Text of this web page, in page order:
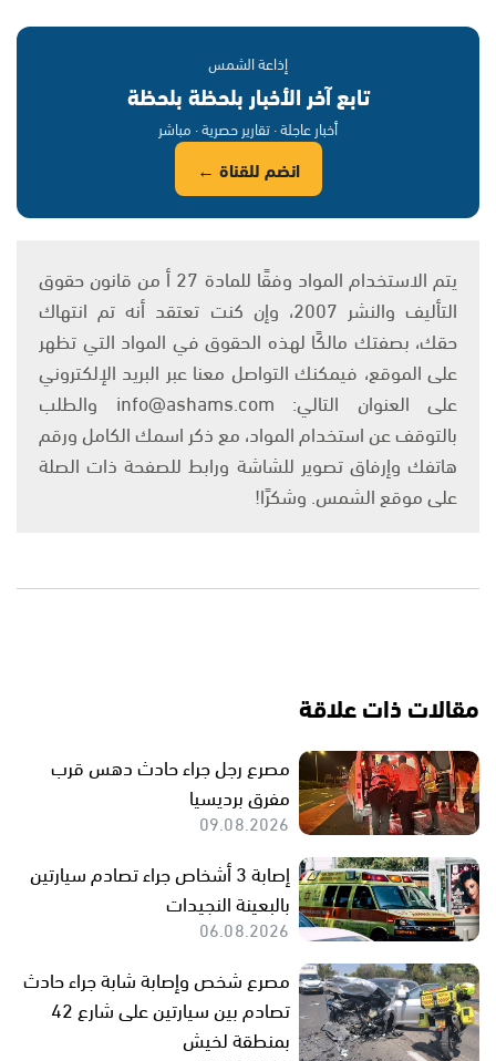
إذاعة الشمس
تابع آخر الأخبار بلحظة بلحظة
أخبار عاجلة · تقارير حصرية · مباشر
انضم للقناة ←
يتم الاستخدام المواد وفقًا للمادة 27 أ من قانون حقوق
التأليف والنشر 2007، وإن كنت تعتقد أنه تم انتهاك
حقك، بصفتك مالكًا لهذه الحقوق في المواد التي تظهر
على الموقع، فيمكنك التواصل معنا عبر البريد الإلكتروني
على العنوان التالي: info@ashams.com والطلب
بالتوقف عن استخدام المواد، مع ذكر اسمك الكامل ورقم
هاتفك وإرفاق تصوير للشاشة ورابط للصفحة ذات الصلة
على موقع الشمس. وشكرًا!
مقالات ذات علاقة
مصرع رجل جراء حادث دهس قرب
مفرق برديسيا
09.08.2026
إصابة 3 أشخاص جراء تصادم سيارتين
بالبعينة النجيدات
06.08.2026
مصرع شخص وإصابة شابة جراء حادث
تصادم بين سيارتين على شارع 42
بمنطقة لخيش